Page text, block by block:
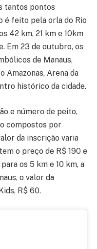
tantos pontos
é feito pela orla do Rio
42 km, 21 km e 10km
Em 23 de outubro, os
de Manaus,
Amazonas, Arena da
histórico da cidade.
e número de peito,
compostos por
da inscrição varia
o preço de R$ 190 e
os 5 km e 10 km, a
o valor da
R$ 60.